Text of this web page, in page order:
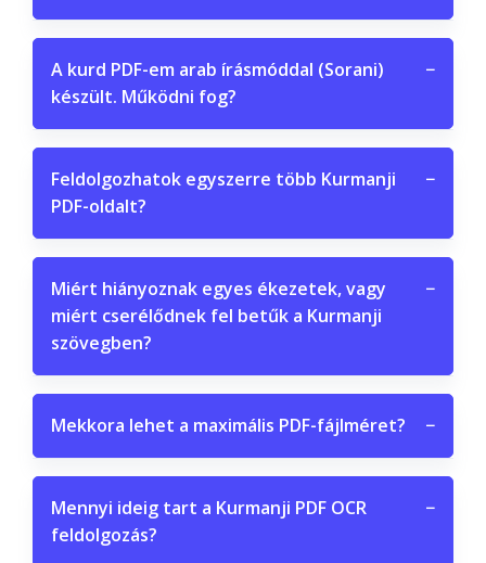
A kurd PDF-em arab írásmóddal (Sorani)
készült. Működni fog?
−
Feldolgozhatok egyszerre több Kurmanji
PDF-oldalt?
−
Miért hiányoznak egyes ékezetek, vagy
miért cserélődnek fel betűk a Kurmanji
szövegben?
−
Mekkora lehet a maximális PDF-fájlméret? −
Mennyi ideig tart a Kurmanji PDF OCR
feldolgozás?
−